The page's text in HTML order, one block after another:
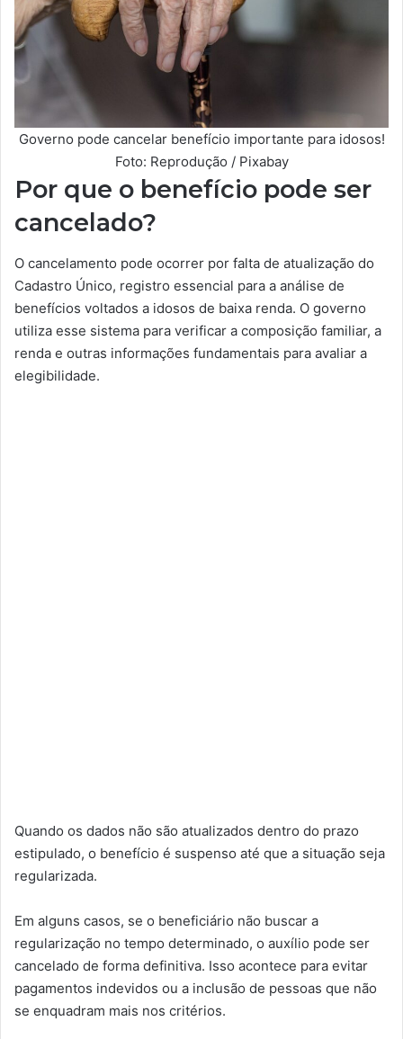
Governo pode cancelar benefício importante para idosos!
Foto: Reprodução / Pixabay
Por que o benefício pode ser
cancelado?
O cancelamento pode ocorrer por falta de atualização do
Cadastro Único, registro essencial para a análise de
benefícios voltados a idosos de baixa renda. O governo
utiliza esse sistema para verificar a composição familiar, a
renda e outras informações fundamentais para avaliar a
elegibilidade.
Quando os dados não são atualizados dentro do prazo
estipulado, o benefício é suspenso até que a situação seja
regularizada.
Em alguns casos, se o beneficiário não buscar a
regularização no tempo determinado, o auxílio pode ser
cancelado de forma definitiva. Isso acontece para evitar
pagamentos indevidos ou a inclusão de pessoas que não
se enquadram mais nos critérios.